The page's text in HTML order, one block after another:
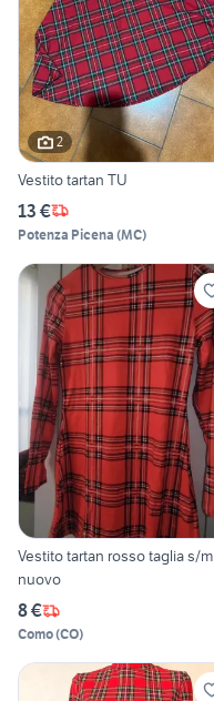
2
Vestito tartan TU
13 €
Potenza Picena (MC)
Vestito tartan rosso taglia s/m
nuovo
8 €
Como(CO)